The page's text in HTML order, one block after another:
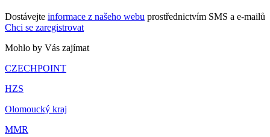
Dostávejte informace z našeho webu prostřednictvím SMS a e-mailů
Chci se zaregistrovat
Mohlo by Vás zajímat
CZECHPOINT
HZS
Olomoucký kraj
MMR